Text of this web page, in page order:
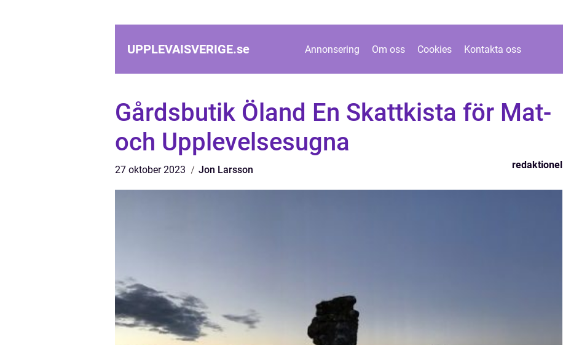
UPPLEVAISVERIGE.se Annonsering Om oss Cookies Kontakta oss
Gårdsbutik Öland En Skattkista för Mat-
och Upplevelsesugna
27 oktober 2023 Jon Larsson redaktionel